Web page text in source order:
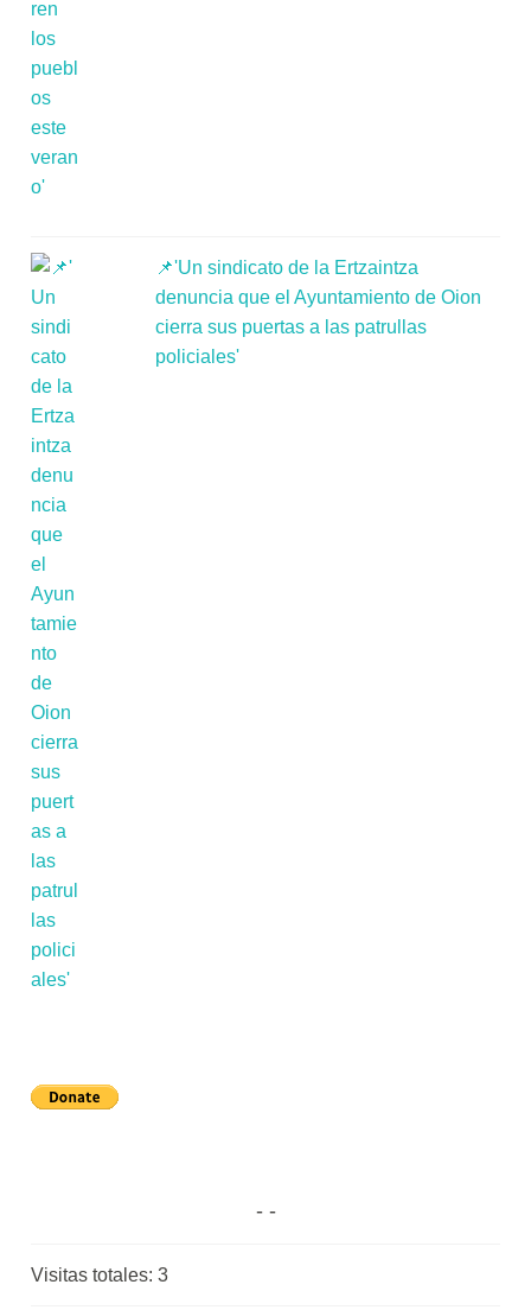
📌'Un sindicato de la Ertzaintza
denuncia que el Ayuntamiento de Oion
cierra sus puertas a las patrullas
policiales'
Visitas totales:3